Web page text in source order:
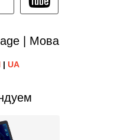
| Мова
| UA